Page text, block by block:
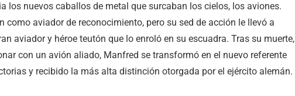
los nuevos caballos de metal que surcaban los cielos, los aviones.
como aviador de reconocimiento, pero su sed de acción le llevó a
aviador y héroe teutón que lo enroló en su escuadra. Tras su muerte,
con un avión aliado, Manfred se transformó en el nuevo referente
y recibido la más alta distinción otorgada por el ejército alemán.